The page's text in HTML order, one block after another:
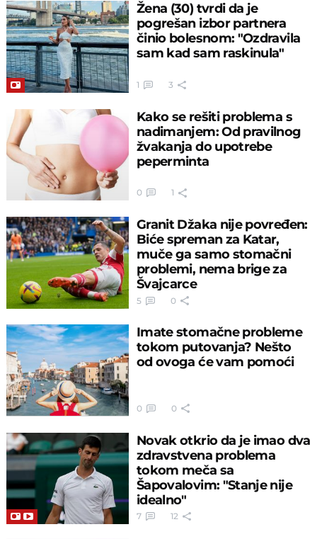
Žena (30) tvrdi da je
pogrešan izbor partnera
činio bolesnom: "Ozdravila
sam kad sam raskinula"
1 3
Kako se rešiti problema s
nadimanjem: Od pravilnog
žvakanja do upotrebe
peperminta
0 1
Granit Džaka nije povređen:
Biće spreman za Katar,
muče ga samo stomačni
problemi, nema brige za
Švajcarce
5 0
Imate stomačne probleme
tokom putovanja? Nešto
od ovoga će vam pomoći
0 0
Novak otkrio da je imao dva
zdravstvena problema
tokom meča sa
Šapovalovim: "Stanje nije
idealno"
7 12